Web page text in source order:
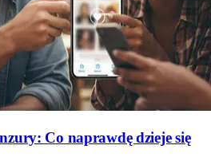
Co naprawdę dzieje się